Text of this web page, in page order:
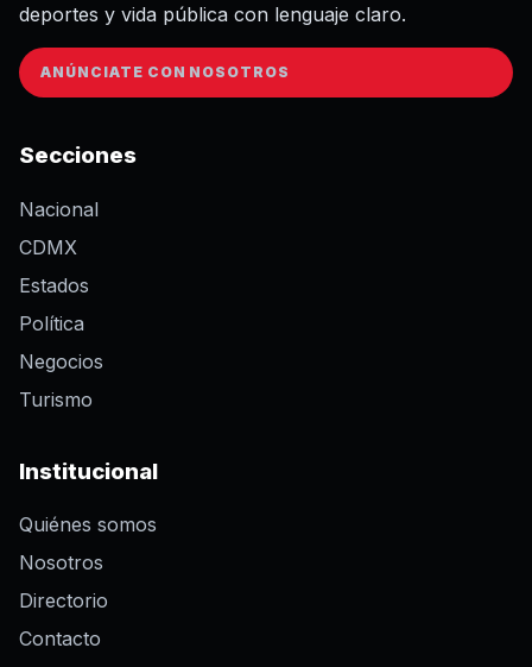
deportes y vida pública con lenguaje claro.
ANÚNCIATE CON NOSOTROS
Secciones
Nacional
CDMX
Estados
Política
Negocios
Turismo
Institucional
Quiénes somos
Nosotros
Directorio
Contacto